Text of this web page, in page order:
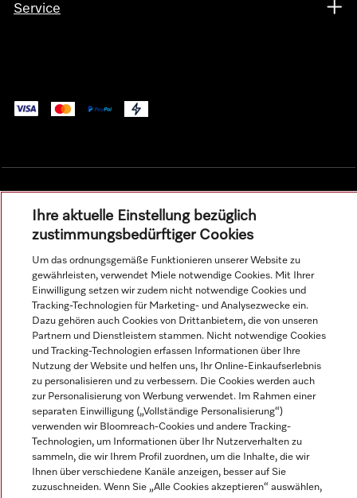
Service
Alle Produktpreise zzgl. MwSt.; Lieferung stets ohne
Dekorationsmaterial.
© Miele & Cie. KG.
Ihre aktuelle Einstellung bezüglich
zustimmungsbedürftiger Cookies
Um das ordnungsgemäße Funktionieren unserer Website zu
gewährleisten, verwendet Miele notwendige Cookies. Mit Ihrer
Einwilligung setzen wir zudem nicht notwendige Cookies und
Tracking-Technologien für Marketing- und Analysezwecke ein.
Dazu gehören auch Cookies von Drittanbietern, die von unseren
Partnern und Dienstleistern stammen. Nicht notwendige Cookies
und Tracking-Technologien erfassen Informationen über Ihre
Nutzung der Website und helfen uns, Ihr Online-Einkaufserlebnis
zu personalisieren und zu verbessern. Die Cookies werden auch
zur Personalisierung von Werbung verwendet. Im Rahmen einer
separaten Einwilligung („Vollständige Personalisierung“)
verwenden wir Bloomreach-Cookies und andere Tracking-
Technologien, um Informationen über Ihr Nutzerverhalten zu
sammeln, die wir Ihrem Profil zuordnen, um die Inhalte, die wir
Ihnen über verschiedene Kanäle anzeigen, besser auf Sie
zuzuschneiden. Wenn Sie „Alle Cookies akzeptieren“ auswählen,